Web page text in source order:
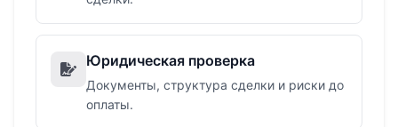
Юридическая проверка
Документы, структура сделки и риски до
оплаты.